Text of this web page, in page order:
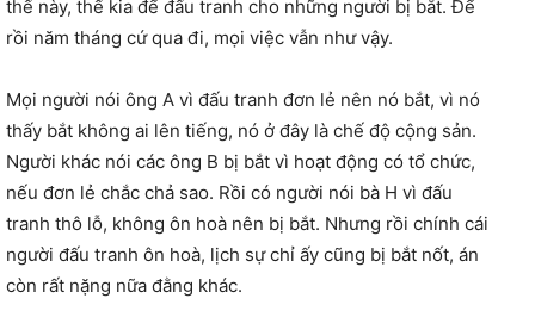
thế này, thế kia để đấu tranh cho những người bị bắt. Để
rồi năm tháng cứ qua đi, mọi việc vẫn như vậy.
Mọi người nói ông A vì đấu tranh đơn lẻ nên nó bắt, vì nó
thấy bắt không ai lên tiếng, nó ở đây là chế độ cộng sản.
Người khác nói các ông B bị bắt vì hoạt động có tổ chức,
nếu đơn lẻ chắc chả sao. Rồi có người nói bà H vì đấu
tranh thô lỗ, không ôn hoà nên bị bắt. Nhưng rồi chính cái
người đấu tranh ôn hoà, lịch sự chỉ ấy cũng bị bắt nốt, án
còn rất nặng nữa đằng khác.